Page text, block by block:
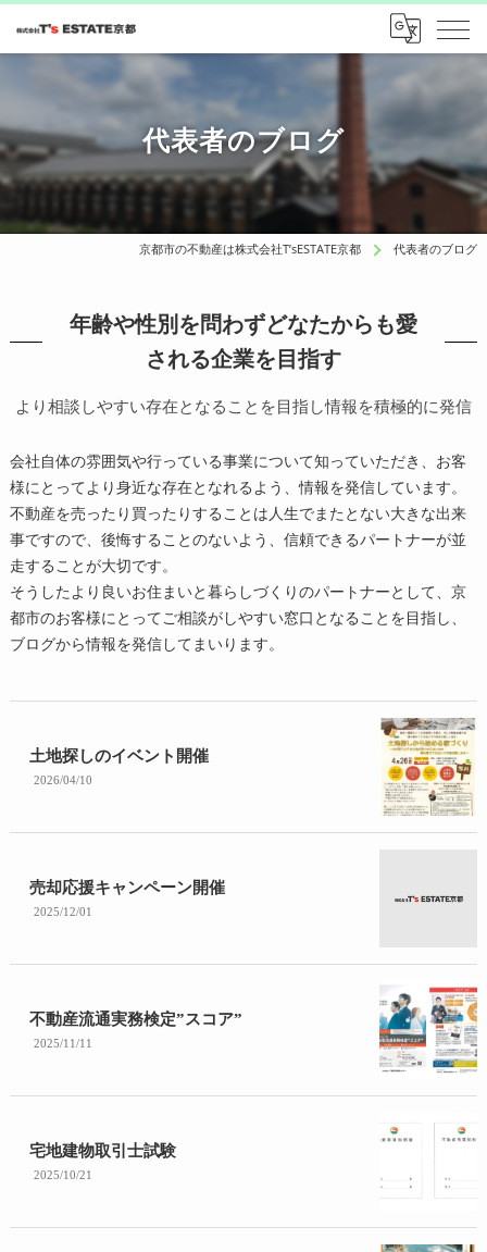
代表者のブログ
京都市の不動産は株式会社T’sESTATE京都 代表者のブログ
年齢や性別を問わずどなたからも愛
される企業を目指す
より相談しやすい存在となることを目指し情報を積極的に発信
会社自体の雰囲気や行っている事業について知っていただき、お客
様にとってより身近な存在となれるよう、情報を発信しています。
不動産を売ったり買ったりすることは人生でまたとない大きな出来
事ですので、後悔することのないよう、信頼できるパートナーが並
走することが大切です。
そうしたより良いお住まいと暮らしづくりのパートナーとして、京
都市のお客様にとってご相談がしやすい窓口となることを目指し、
ブログから情報を発信してまいります。
土地探しのイベント開催
2026/04/10
売却応援キャンペーン開催
2025/12/01
不動産流通実務検定”スコア”
2025/11/11
宅地建物取引士試験
2025/10/21